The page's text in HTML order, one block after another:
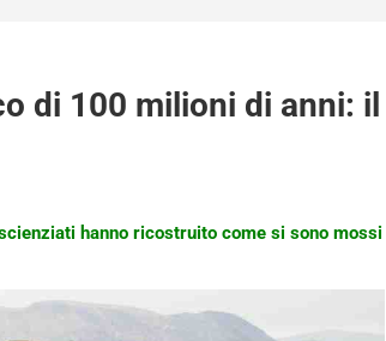
di 100 milioni di anni: il
hanno ricostruito come si sono mossi